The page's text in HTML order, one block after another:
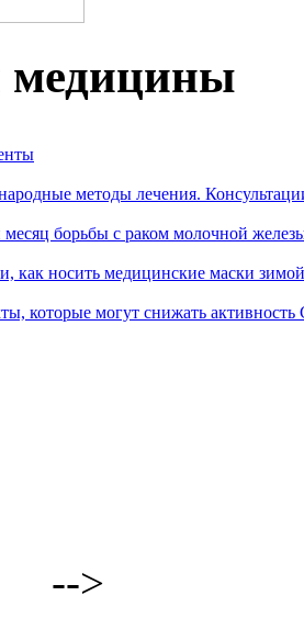
медицины
методы лечения.
борьбы с раком молочной
как носить медицинские маски зимой
которые могут снижать
-->